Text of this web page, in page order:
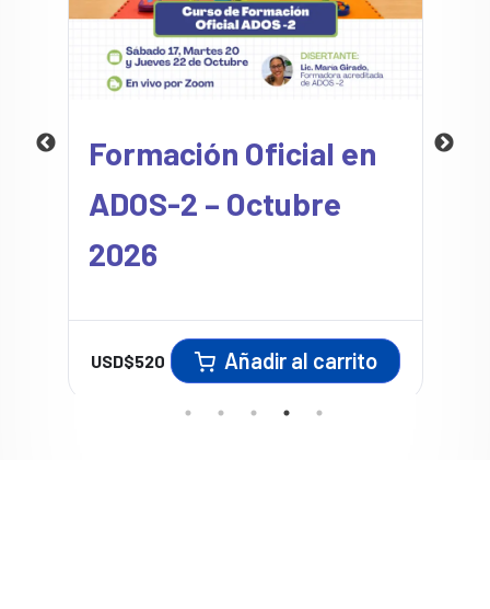
Formación Oficial en
ADOS-2 – Octubre
2026
USD$520 Añadir al carrito